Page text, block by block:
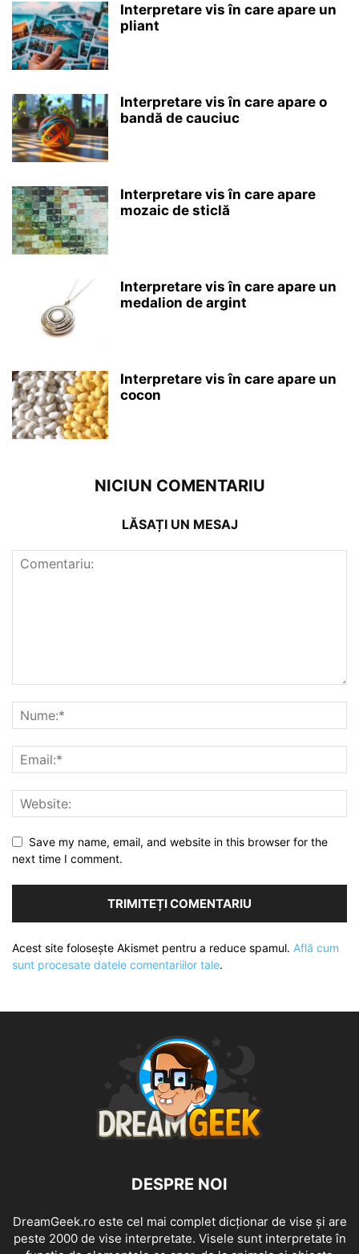
Interpretare vis în care apare un
pliant
Interpretare vis în care apare o
bandă de cauciuc
Interpretare vis în care apare
mozaic de sticlă
Interpretare vis în care apare un
medalion de argint
Interpretare vis în care apare un
cocon
NICIUN COMENTARIU
LĂSAȚI UN MESAJ
Save my name, email, and website in this browser for the
next time I comment.
Acest site folosește Akismet pentru a reduce spamul. Află cum
sunt procesate datele comentariilor tale.
DESPRE NOI
DreamGeek.ro este cel mai complet dicționar de vise și are
peste 2000 de vise interpretate. Visele sunt interpretate în